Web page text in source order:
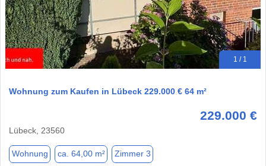
1 / 1
Wohnung zum Kaufen in Lübeck 229.000 € 64 m²
229.000 €
Lübeck, 23560
Wohnung ca. 64,00 m² Zimmer 3